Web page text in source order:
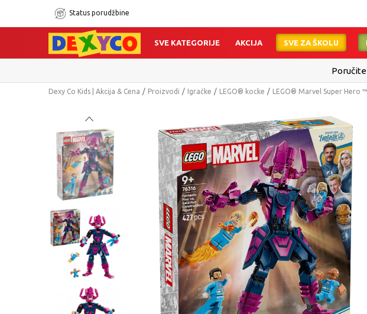
Status porudžbine
SVE KATEGORIJE AKCIJA SVE ZA ŠKOLU
Dexy Co Kids | Akcija & Cena Proizvodi Igračke LEGO® kocke LEGO® Marvel Super Hero ™